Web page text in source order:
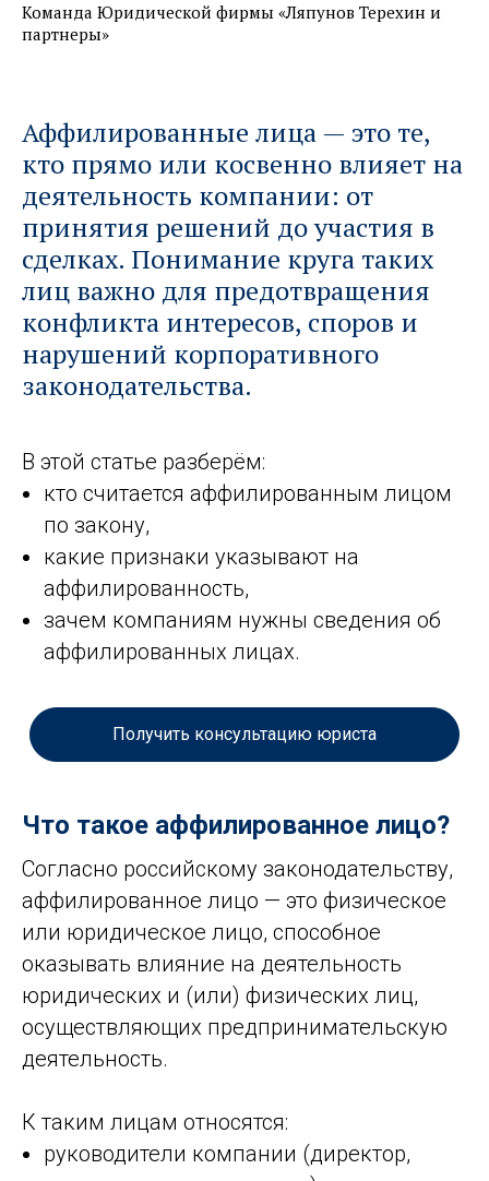
Команда Юридической фирмы «Ляпунов Терехин и
партнеры»
Аффилированные лица — это те,
кто прямо или косвенно влияет на
деятельность компании: от
принятия решений до участия в
сделках. Понимание круга таких
лиц важно для предотвращения
конфликта интересов, споров и
нарушений корпоративного
законодательства.
В этой статье разберём:
кто считается аффилированным лицом
по закону,
какие признаки указывают на
аффилированность,
зачем компаниям нужны сведения об
аффилированных лицах.
Получить консультацию юриста
Что такое аффилированное лицо?
Согласно российскому законодательству,
аффилированное лицо — это физическое
или юридическое лицо, способное
оказывать влияние на деятельность
юридических и (или) физических лиц,
осуществляющих предпринимательскую
деятельность.
К таким лицам относятся:
руководители компании (директор,